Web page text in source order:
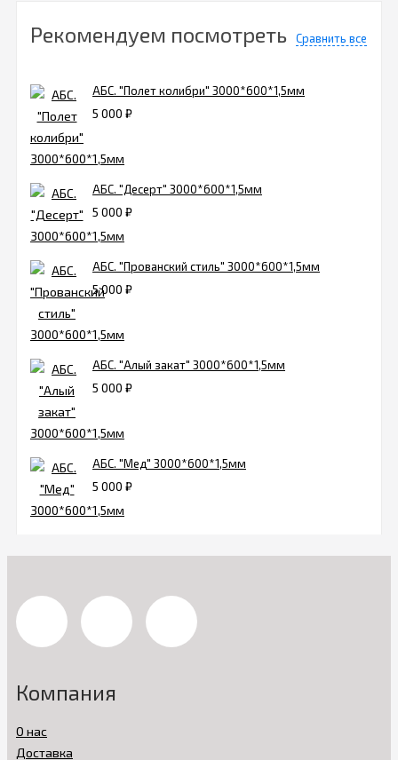
Рекомендуем посмотреть Сравнить все
АБС. "Полет колибри" 3000*600*1,5мм
5 000 ₽
АБС. "Десерт" 3000*600*1,5мм
5 000 ₽
АБС. "Прованский стиль" 3000*600*1,5мм
5 000 ₽
АБС. "Алый закат" 3000*600*1,5мм
5 000 ₽
АБС. "Мед" 3000*600*1,5мм
5 000 ₽
Компания
О нас
Доставка